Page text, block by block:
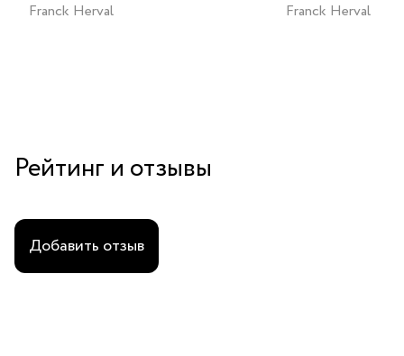
Franck Herval Franck Herval
Рейтинг и отзывы
Добавить отзыв